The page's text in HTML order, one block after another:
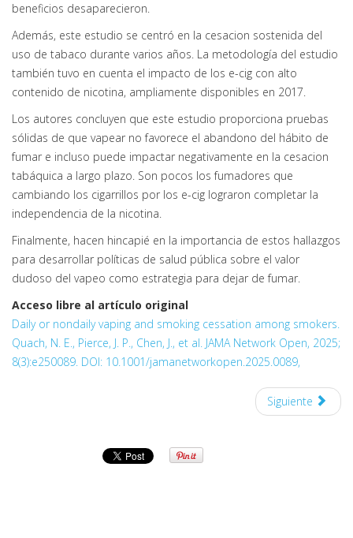
beneficios desaparecieron.
Además, este estudio se centró en la cesacion sostenida del
uso de tabaco durante varios años. La metodología del estudio
también tuvo en cuenta el impacto de los e-cig con alto
contenido de nicotina, ampliamente disponibles en 2017.
Los autores concluyen que este estudio proporciona pruebas
sólidas de que vapear no favorece el abandono del hábito de
fumar e incluso puede impactar negativamente en la cesacion
tabáquica a largo plazo. Son pocos los fumadores que
cambiando los cigarrillos por los e-cig lograron completar la
independencia de la nicotina.
Finalmente, hacen hincapié en la importancia de estos hallazgos
para desarrollar políticas de salud pública sobre el valor
dudoso del vapeo como estrategia para dejar de fumar.
Acceso libre al artículo original
Daily or nondaily vaping and smoking cessation among smokers.
Quach, N. E., Pierce, J. P., Chen, J., et al. JAMA Network Open, 2025;
8(3):e250089. DOI: 10.1001/jamanetworkopen.2025.0089,
Siguiente